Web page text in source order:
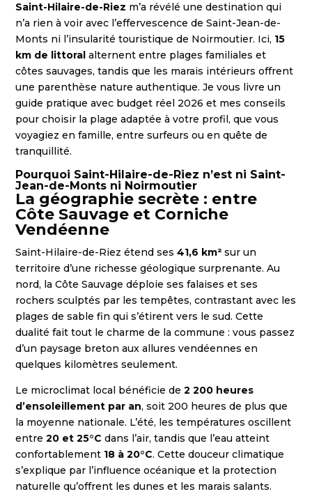
Saint-Hilaire-de-Riez m’a révélé une destination qui
n’a rien à voir avec l’effervescence de Saint-Jean-de-
Monts ni l’insularité touristique de Noirmoutier. Ici, 15
km de littoral alternent entre plages familiales et
côtes sauvages, tandis que les marais intérieurs offrent
une parenthèse nature authentique. Je vous livre un
guide pratique avec budget réel 2026 et mes conseils
pour choisir la plage adaptée à votre profil, que vous
voyagiez en famille, entre surfeurs ou en quête de
tranquillité.
Pourquoi Saint-Hilaire-de-Riez n’est ni Saint-
Jean-de-Monts ni Noirmoutier
La géographie secrète : entre
Côte Sauvage et Corniche
Vendéenne
Saint-Hilaire-de-Riez étend ses41,6 km² sur un
territoire d’une richesse géologique surprenante. Au
nord, la Côte Sauvage déploie ses falaises et ses
rochers sculptés par les tempêtes, contrastant avec les
plages de sable fin qui s’étirent vers le sud. Cette
dualité fait tout le charme de la commune : vous passez
d’un paysage breton aux allures vendéennes en
quelques kilomètres seulement.
Le microclimat local bénéficie de2 200 heures
d’ensoleillement par an, soit 200 heures de plus que
la moyenne nationale. L’été, les températures oscillent
entre20 et 25°C dans l’air, tandis que l’eau atteint
confortablement 18 à 20°C. Cette douceur climatique
s’explique par l’influence océanique et la protection
naturelle qu’offrent les dunes et les marais salants.